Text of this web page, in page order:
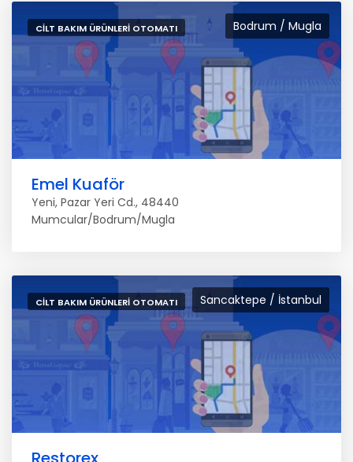
Bodrum / Mugla
CILT BAKIM ÜRÜNLERI OTOMATI
Emel Kuaför
Yeni, Pazar Yeri Cd., 48440
Mumcular/Bodrum/Mugla
Sancaktepe / İstanbul
CILT BAKIM ÜRÜNLERI OTOMATI